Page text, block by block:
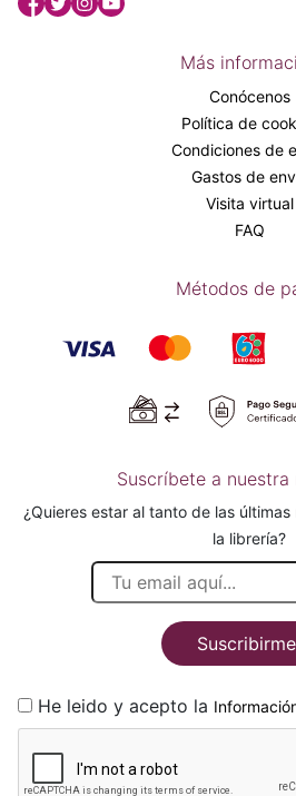
Más
Conócenos
Política de
Condiciones de
Gastos de
Visita virtual
FAQ
Métodos de
Suscríbete a
¿Quieres estar al tanto de las
la librería?
Suscribirme
He leido y acepto la